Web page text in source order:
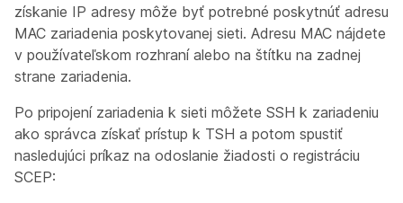
získanie IP adresy môže byť potrebné poskytnúť adresu
MAC zariadenia poskytovanej sieti. Adresu MAC nájdete
v používateľskom rozhraní alebo na štítku na zadnej
strane zariadenia.
Po pripojení zariadenia k sieti môžete SSH k zariadeniu
ako správca získať prístup k TSH a potom spustiť
nasledujúci príkaz na odoslanie žiadosti o registráciu
SCEP: